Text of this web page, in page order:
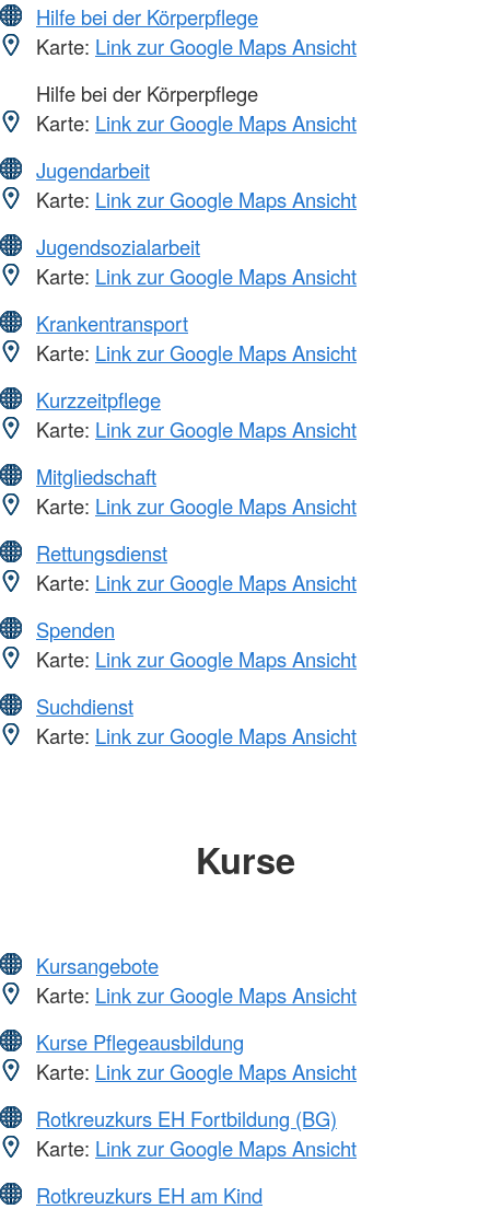
Hilfe bei der Körperpflege
Karte: Link zur Google Maps Ansicht
Hilfe bei der Körperpflege
Karte: Link zur Google Maps Ansicht
Jugendarbeit
Karte: Link zur Google Maps Ansicht
Jugendsozialarbeit
Karte: Link zur Google Maps Ansicht
Krankentransport
Karte: Link zur Google Maps Ansicht
Kurzzeitpflege
Karte: Link zur Google Maps Ansicht
Mitgliedschaft
Karte: Link zur Google Maps Ansicht
Rettungsdienst
Karte: Link zur Google Maps Ansicht
Spenden
Karte: Link zur Google Maps Ansicht
Suchdienst
Karte: Link zur Google Maps Ansicht
Kurse
Kursangebote
Karte: Link zur Google Maps Ansicht
Kurse Pflegeausbildung
Karte: Link zur Google Maps Ansicht
Rotkreuzkurs EH Fortbildung (BG)
Karte: Link zur Google Maps Ansicht
Rotkreuzkurs EH am Kind